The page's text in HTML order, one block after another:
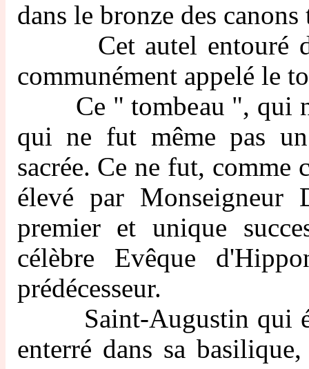
dans le bronze des
Cet autel entouré
communément appelé le
Ce " tombeau ", qui ne
qui ne fut même pas
sacrée. Ce ne fut,
élevé par Monseigneur
premier et unique
célèbre Evêque
prédécesseur.
Saint-Augustin qui
enterré dans sa